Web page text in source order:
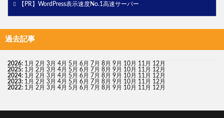
【PR】WordPress表示速度No.1高速サーバー
過去記事
2026: 1月 2月 3月 4月 5月 6月 7月 8月 9月 10月 11月 12月
2025: 1月 2月 3月 4月 5月 6月 7月 8月 9月 10月 11月 12月
2024: 1月 2月 3月 4月 5月 6月 7月 8月 9月 10月 11月 12月
2023: 1月 2月 3月 4月 5月 6月 7月 8月 9月 10月 11月 12月
2022: 1月 2月 3月 4月 5月 6月 7月 8月 9月 10月 11月 12月